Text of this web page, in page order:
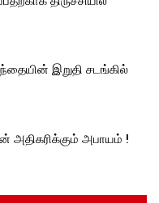
தந்தையின் இறுதி சடங்கில்
அதிகரிக்கும் அபாயம் !